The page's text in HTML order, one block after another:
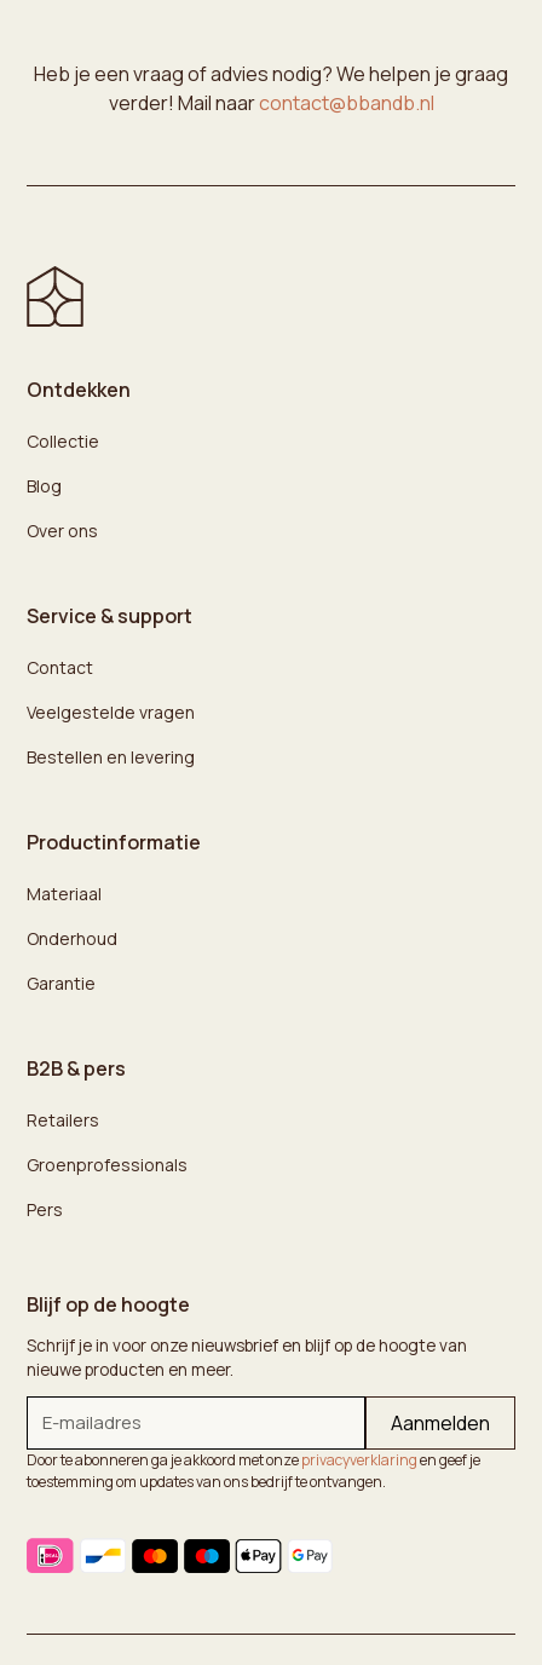
Heb je een vraag of advies nodig? We helpen je graag
verder! Mail naarcontact@bbandb.nl
Ontdekken
Collectie
Blog
Over ons
Service & support
Contact
Veelgestelde vragen
Bestellen en levering
Productinformatie
Materiaal
Onderhoud
Garantie
B2B & pers
Retailers
Groenprofessionals
Pers
Blijf op de hoogte
Schrijf je in voor onze nieuwsbrief en blijf op de hoogte van
nieuwe producten en meer.
Door te abonneren ga je akkoord met onzeprivacyverklaringen geef je
toestemming om updates van ons bedrijf te ontvangen.